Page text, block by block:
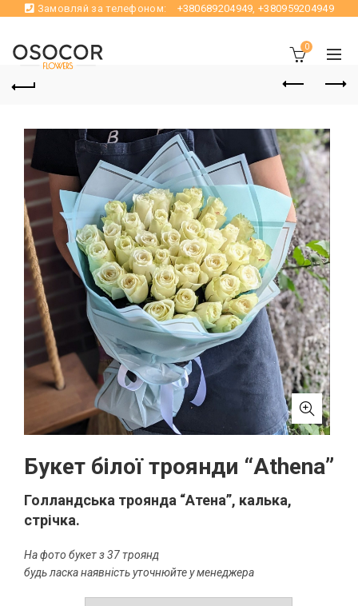
Замовляй за телефоном: +380689204949,+380959204949
0
Букет білої троянди “Athena”
Голландська троянда “Атена”, калька,
стрічка.
На фото букет з 37 троянд
будь ласка наявність уточнюйте у менеджера